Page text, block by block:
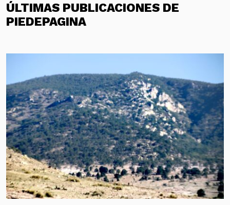
ÚLTIMAS PUBLICACIONES DE
PIEDEPAGINA